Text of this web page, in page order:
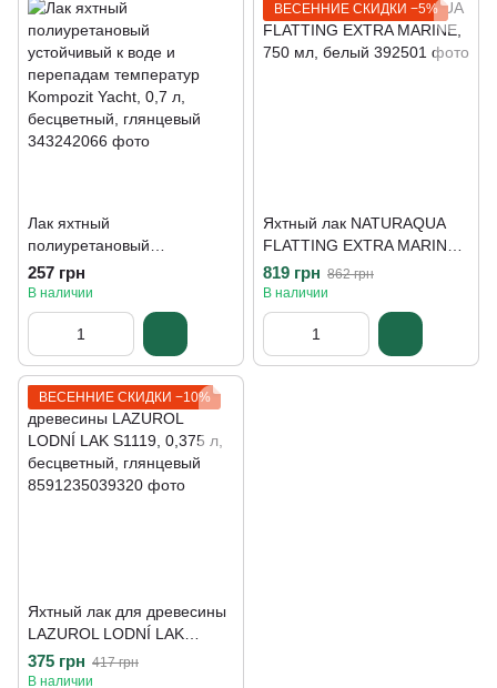
Лак яхтный
полиуретановый
устойчивый к воде и
перепадам температур
Kompozit Yacht, 0,7 л,
бесцветный, глянцевый
257 грн
В наличии
ВЕСЕННИЕ СКИДКИ −5%
Яхтный лак NATURAQUA
FLATTING EXTRA MARINE,
750 мл, белый
819 грн 862 грн
В наличии
ВЕСЕННИЕ СКИДКИ −10%
Яхтный лак для древесины
LAZUROL LODNÍ LAK
S1119, 0,375 л, бесцветный,
глянцевый
375 грн 417 грн
В наличии